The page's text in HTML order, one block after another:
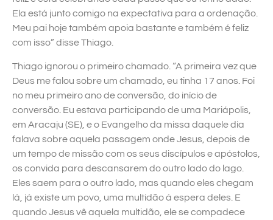
Ela está junto comigo na expectativa para a ordenação.
Meu pai hoje também apoia bastante e também é feliz
com isso” disse Thiago.
Thiago ignorou o primeiro chamado. “A primeira vez que
Deus me falou sobre um chamado, eu tinha 17 anos. Foi
no meu primeiro ano de conversão, do início de
conversão. Eu estava participando de uma Mariápolis,
em Aracaju (SE), e o Evangelho da missa daquele dia
falava sobre aquela passagem onde Jesus, depois de
um tempo de missão com os seus discípulos e apóstolos,
os convida para descansarem do outro lado do lago.
Eles saem para o outro lado, mas quando eles chegam
lá, já existe um povo, uma multidão à espera deles. E
quando Jesus vê aquela multidão, ele se compadece